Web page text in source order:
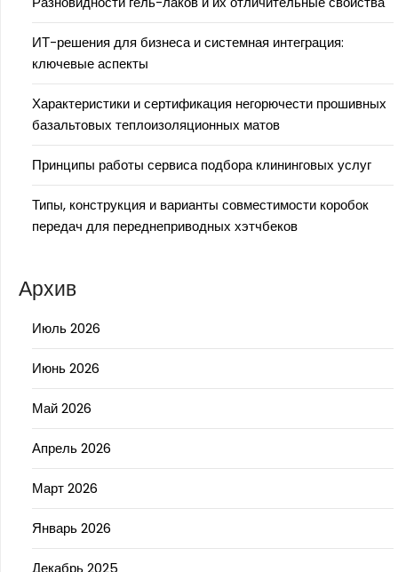
ИТ-решения для бизнеса и системная интеграция:
ключевые аспекты
Характеристики и сертификация негорючести прошивных
базальтовых теплоизоляционных матов
Принципы работы сервиса подбора клининговых услуг
Типы, конструкция и варианты совместимости коробок
передач для переднеприводных хэтчбеков
Архив
Июль 2026
Июнь 2026
Май 2026
Апрель 2026
Март 2026
Январь 2026
Декабрь 2025